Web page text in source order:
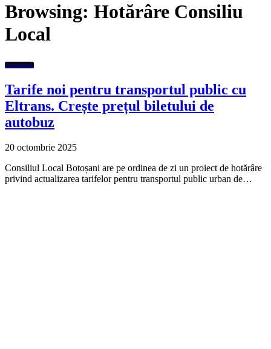
Browsing: Hotărâre Consiliu
Local
Economic
Tarife noi pentru transportul public cu
Eltrans. Crește prețul biletului de
autobuz
20 octombrie 2025
Consiliul Local Botoșani are pe ordinea de zi un proiect de hotărâre
privind actualizarea tarifelor pentru transportul public urban de…